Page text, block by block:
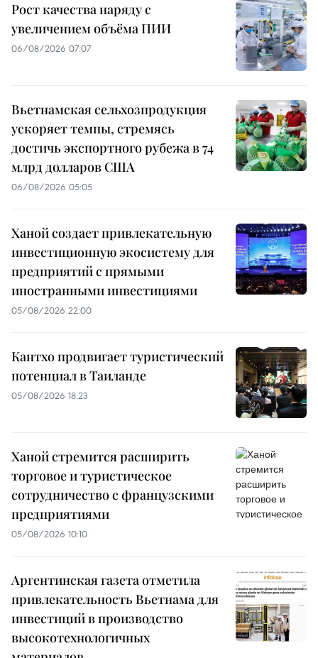
Рост качества наряду с
увеличением объёма ПИИ
06/08/2026 07:07
Вьетнамская сельхозпродукция
ускоряет темпы, стремясь
достичь экспортного рубежа в 74
млрд долларов США
06/08/2026 05:05
Ханой создает привлекательную
инвестиционную экосистему для
предприятий с прямыми
иностранными инвестициями
05/08/2026 22:00
Кантхо продвигает туристический
потенциал в Таиланде
05/08/2026 18:23
Ханой стремится расширить
торговое и туристическое
сотрудничество с французскими
предприятиями
05/08/2026 10:10
Аргентинская газета отметила
привлекательность Вьетнама для
инвестиций в производство
высокотехнологичных